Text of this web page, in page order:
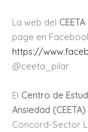
La web del CEETA
page en
https://
@ceeta_pilar
El Centro de
Ansiedad (CEETA)
Concord-Sector